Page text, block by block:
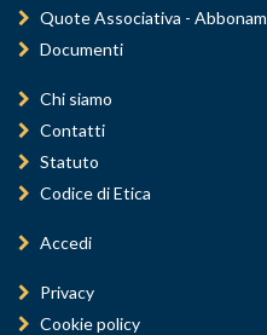
Quote Associativa -
Documenti
Chi siamo
Contatti
Statuto
Codice di Etica
Accedi
Privacy
Cookie policy